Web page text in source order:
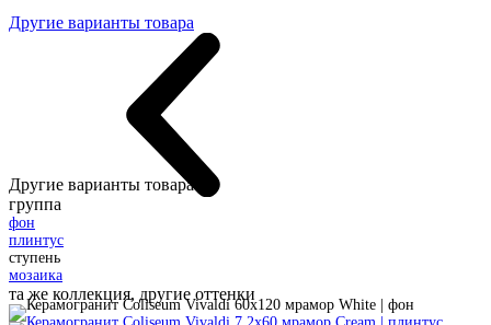
Другие варианты товара
Другие варианты товара:
группа
фон
плинтус
ступень
мозаика
та же коллекция, другие оттенки